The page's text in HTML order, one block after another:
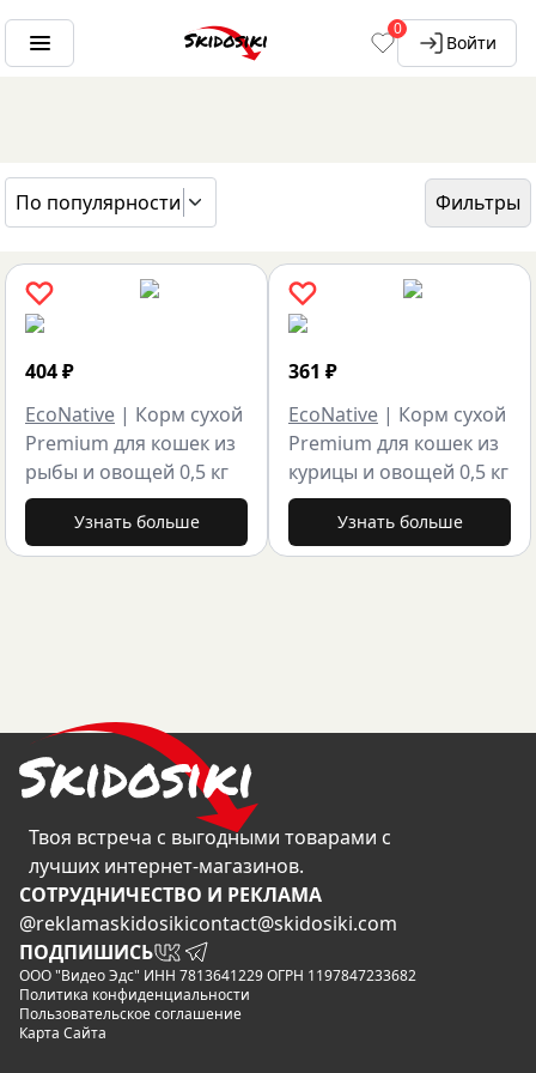
0
Войти
По популярности
Фильтры
ГЛАВНАЯ
БРЕНДЫ
404₽
EcoNative | Корм сухой
Premium для кошек из
рыбы и овощей 0,5 кг
Узнать больше
361 ₽
EcoNative | Корм сухой
Premium для кошек из
курицы и овощей 0,5 кг
Узнать больше
Твоя встреча с выгодными товарами с
лучших интернет-магазинов.
CОТРУДНИЧЕСТВО И РЕКЛАМА
@reklamaskidosikicontact@skidosiki.com
ПОДПИШИСЬ
ООО "Видео Эдс" ИНН 7813641229 ОГРН 1197847233682
Политика конфиденциальности
Пользовательское соглашение
Карта Сайта